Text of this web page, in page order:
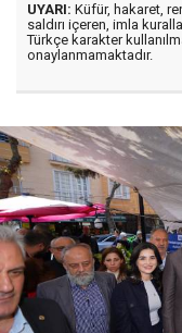
UYARI: Küfür, hakaret,
saldırı içeren, imla
Türkçe karakter
onaylanmamaktadır.